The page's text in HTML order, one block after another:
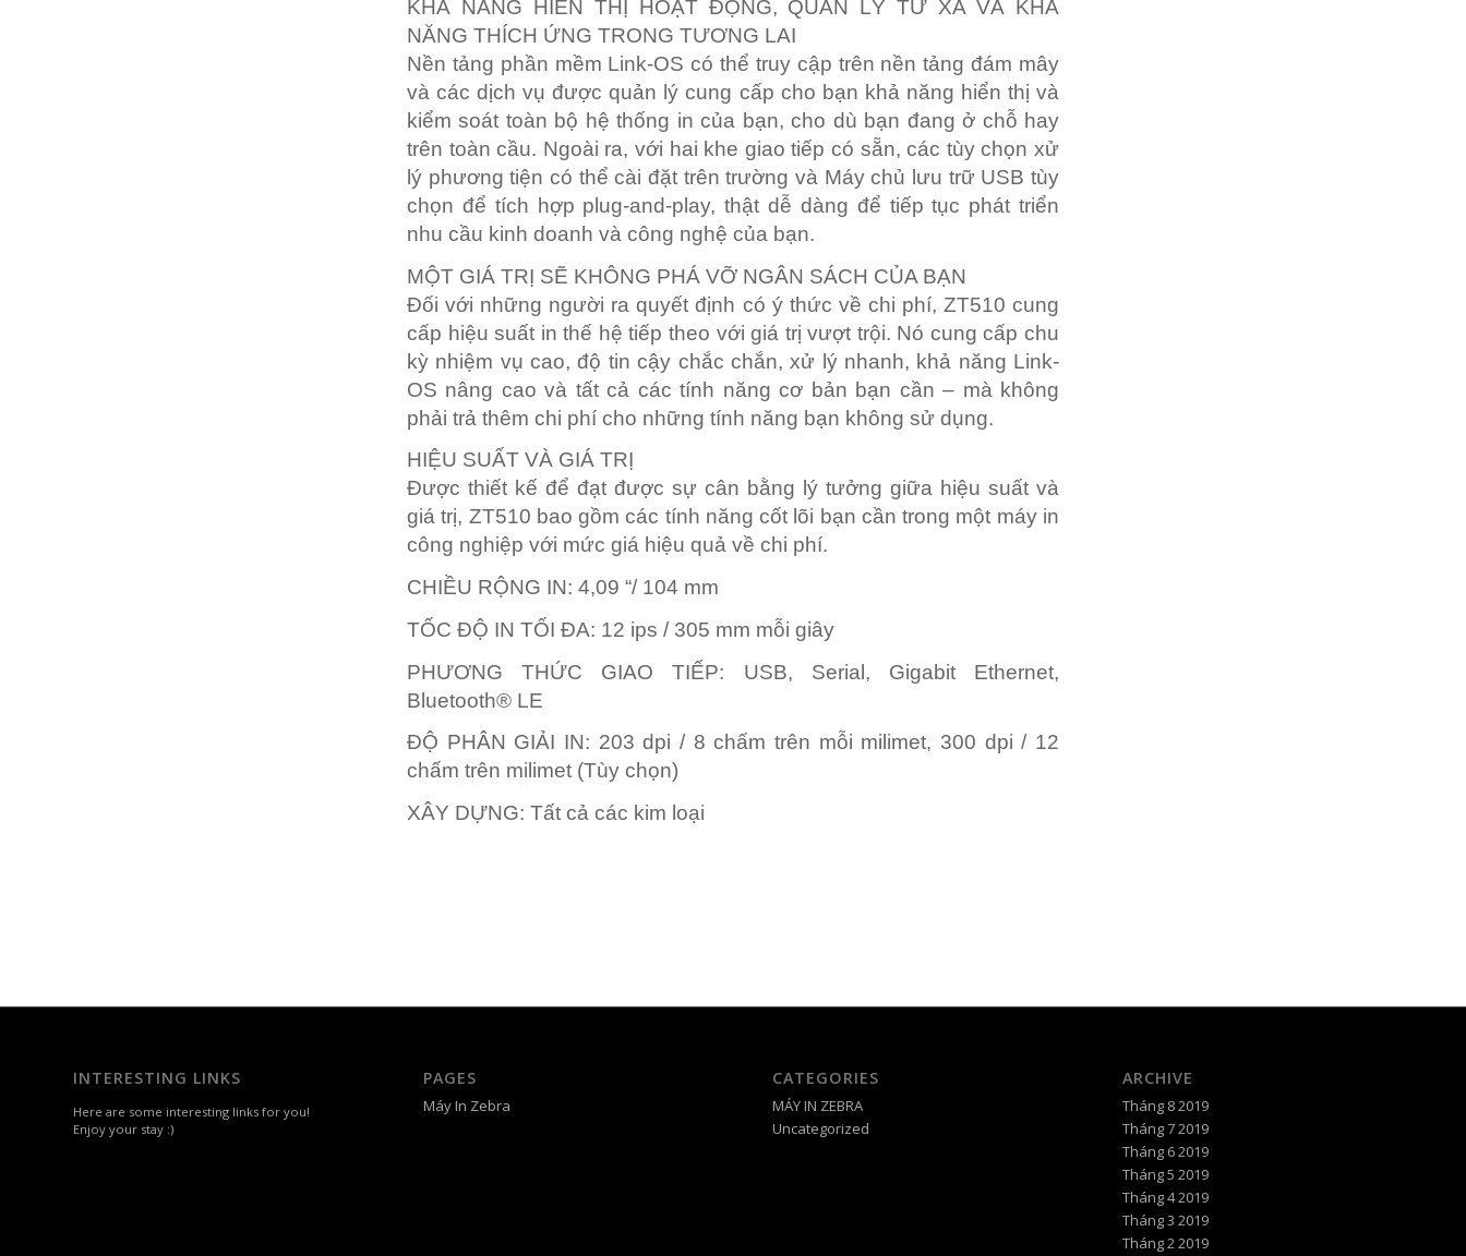
KHẢ NĂNG HIỂN THỊ HOẠT ĐỘNG, QUẢN LÝ TỪ XA VÀ KHẢ
NĂNG THÍCH ỨNG TRONG TƯƠNG LAI
Nền tảng phần mềm Link-OS có thể truy cập trên nền tảng đám mây
và các dịch vụ được quản lý cung cấp cho bạn khả năng hiển thị và
kiểm soát toàn bộ hệ thống in của bạn, cho dù bạn đang ở chỗ hay
trên toàn cầu. Ngoài ra, với hai khe giao tiếp có sẵn, các tùy chọn xử
lý phương tiện có thể cài đặt trên trường và Máy chủ lưu trữ USB tùy
chọn để tích hợp plug-and-play, thật dễ dàng để tiếp tục phát triển
nhu cầu kinh doanh và công nghệ của bạn.
MỘT GIÁ TRỊ SẼ KHÔNG PHÁ VỠ NGÂN SÁCH CỦA BẠN
Đối với những người ra quyết định có ý thức về chi phí, ZT510 cung
cấp hiệu suất in thế hệ tiếp theo với giá trị vượt trội. Nó cung cấp chu
kỳ nhiệm vụ cao, độ tin cậy chắc chắn, xử lý nhanh, khả năng Link-
OS nâng cao và tất cả các tính năng cơ bản bạn cần – mà không
phải trả thêm chi phí cho những tính năng bạn không sử dụng.
HIỆU SUẤT VÀ GIÁ TRỊ
Được thiết kế để đạt được sự cân bằng lý tưởng giữa hiệu suất và
giá trị, ZT510 bao gồm các tính năng cốt lõi bạn cần trong một máy in
công nghiệp với mức giá hiệu quả về chi phí.
CHIỀU RỘNG IN: 4,09 “/ 104 mm
TỐC ĐỘ IN TỐI ĐA: 12 ips / 305 mm mỗi giây
PHƯƠNG THỨC GIAO TIẾP: USB, Serial, Gigabit Ethernet,
Bluetooth® LE
ĐỘ PHÂN GIẢI IN: 203 dpi / 8 chấm trên mỗi milimet, 300 dpi / 12
chấm trên milimet (Tùy chọn)
XÂY DỰNG: Tất cả các kim loại
INTERESTING LINKS
Here are some interesting links for you!
Enjoy your stay :)
PAGES
Máy In Zebra
CATEGORIES
MÁY IN ZEBRA
Uncategorized
ARCHIVE
Tháng 8 2019
Tháng 7 2019
Tháng 6 2019
Tháng 5 2019
Tháng 4 2019
Tháng 3 2019
Tháng 2 2019